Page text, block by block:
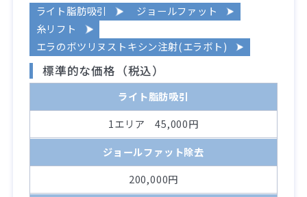
ライト脂肪吸引
ジョールファット
糸リフト
エラのボツリヌストキシン注射(エラボト)
標準的な価格（税込）
ライト脂肪吸引
1エリア 45,000円
ジョールファット除去
200,000円